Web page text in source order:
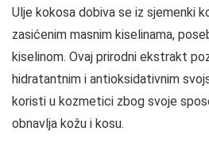
Ulje kokosa dobiva se iz sjemenki
zasićenim masnim kiselinama,
kiselinom. Ovaj prirodni ekstrakt
hidratantnim i antioksidativnim
koristi u kozmetici zbog svoje
obnavlja kožu i kosu.